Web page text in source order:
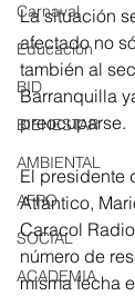
Carnaval
Educación
BID
BIENESTAR
AMBIENTAL
AFRO
SOCIAL
ACADEMIA
La situación
afectado no
también al
Barranquilla
preocuparse.
El presidente
Atlántico,
Caracol
número de
misma fecha